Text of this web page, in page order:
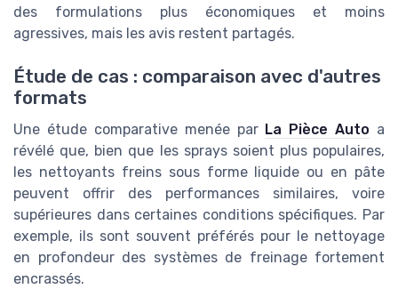
des formulations plus économiques et moins
agressives, mais les avis restent partagés.
Étude de cas : comparaison avec d'autres
formats
Une étude comparative menée par La Pièce Auto a
révélé que, bien que les sprays soient plus populaires,
les nettoyants freins sous forme liquide ou en pâte
peuvent offrir des performances similaires, voire
supérieures dans certaines conditions spécifiques. Par
exemple, ils sont souvent préférés pour le nettoyage
en profondeur des systèmes de freinage fortement
encrassés.